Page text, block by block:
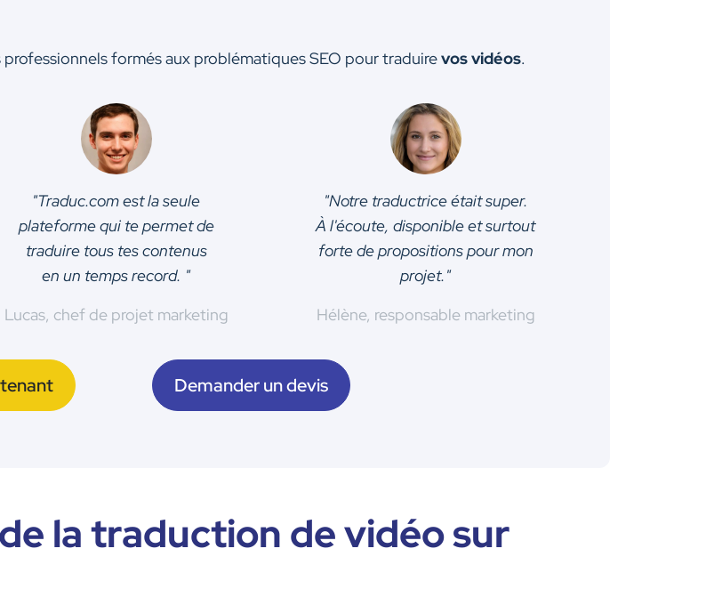
formés aux problématiques SEO pour traduirevos vidéos.
"Traduc.com est la seule
plateforme qui te permet de
traduire tous tes contenus
en un temps record. "
Lucas, chef de projet marketing
"Notre traductrice était super.
À l'écoute, disponible et surtout
forte de propositions pour mon
projet."
Hélène, responsable marketing
Demander un devis
la traduction de vidéo sur